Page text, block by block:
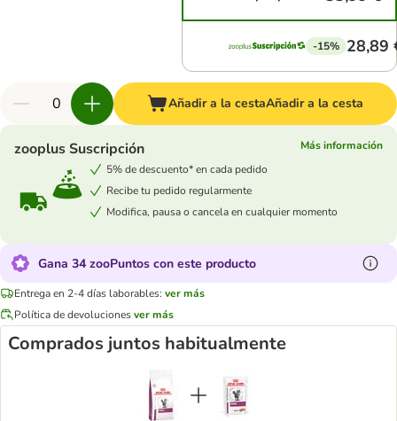
-15% 28,89
Añadir a la cestaAñadir a la cesta
zooplus Suscripción
Más información
5% de descuento* en cada pedido
Recibe tu pedido regularmente
Modifica, pausa o cancela en cualquier momento
Gana 34 zooPuntos con este producto
Entrega en 2-4 días laborables: ver más
Política de devolucionesver más
Comprados juntos habitualmente